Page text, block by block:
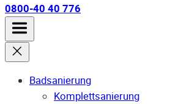
0800-40 40 776
Badsanierung
Komplettsanierung